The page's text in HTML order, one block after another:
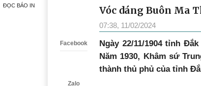
ĐỌC BÁO IN
Facebook
Zalo
Vóc dáng Buôn Ma
07:38, 11/02/2024
Ngày 22/11/1904 tỉnh
Năm 1930, Khâm sứ
thành thủ phủ của tỉnh